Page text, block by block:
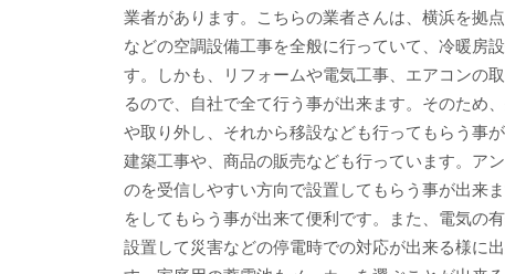
業者があります。こちらの業者さんは、横浜を拠
などの空調設備工事を全般に行っていて、冷暖房
す。しかも、リフォームや電気工事、エアコンの
るので、自社で全て行う事が出来ます。そのため
や取り外し、それから移設なども行ってもらう事
建築工事や、商品の販売なども行っています。ア
のを受信しやすい方向で設置してもらう事が出来
をしてもらう事が出来て便利です。また、電気の
設置して災害などの停電時での対応が出来る様に